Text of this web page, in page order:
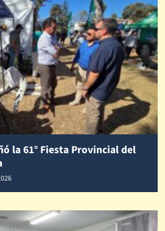
la 61° Fiesta Provincial del